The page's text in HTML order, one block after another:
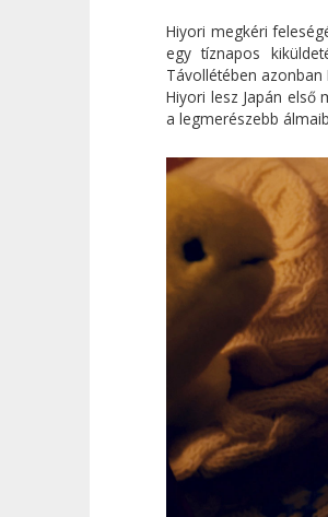
Hiyori megkéri
egy tíznapos
Távollétében
Hiyori lesz Japán első
a legmerészebb